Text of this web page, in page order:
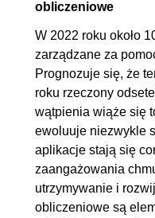
3. Przygotowanie
3.1. Wstęp do rozdziału
3.2. Usługi AWS Free
3.3. Zakładanie konta
3.4. Budżet. Ustawienie
powiadomień o
3.5. Zabezpieczenie
3.6. Tworzenie konta
4. Moc obliczeniowa
obliczeniowe
W 2022 roku około
zarządzane za
Prognozuje się, że
roku rzeczony
wątpienia wiąże się
ewoluuje niezwykle
aplikacje stają się
zaangażowania
utrzymywanie i
obliczeniowe są